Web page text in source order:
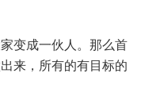
变成一伙人。那么首
来，所有的有目标的